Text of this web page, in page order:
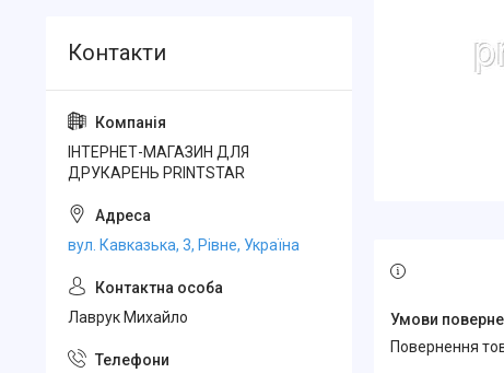
повернення
ІНТЕРНЕТ-МАГАЗИН ДЛЯ
ДРУКАРЕНЬ PRINTSTAR
вул. Кавказька, 3, Рівне, Україна
Лаврук Михайло